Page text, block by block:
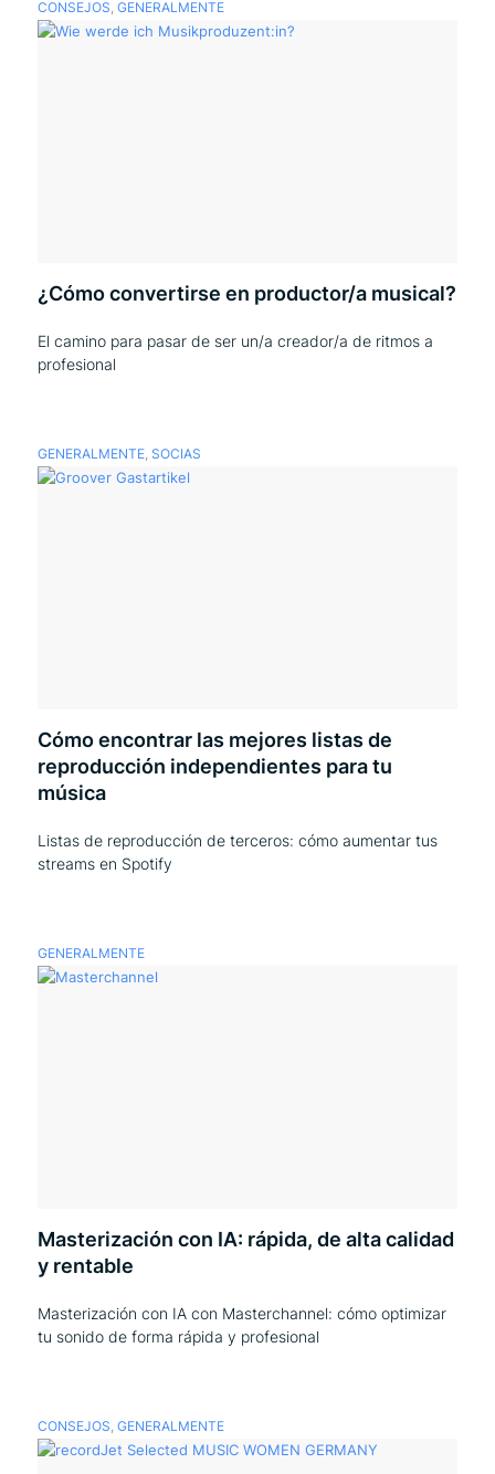
CONSEJOS, GENERALMENTE
¿Cómo convertirse en productor/a musical?
El camino para pasar de ser un/a creador/a de ritmos a
profesional
GENERALMENTE, SOCIAS
Cómo encontrar las mejores listas de
reproducción independientes para tu
música
Listas de reproducción de terceros: cómo aumentar tus
streams en Spotify
GENERALMENTE
Masterización con IA: rápida, de alta calidad
y rentable
Masterización con IA con Masterchannel: cómo optimizar
tu sonido de forma rápida y profesional
CONSEJOS, GENERALMENTE